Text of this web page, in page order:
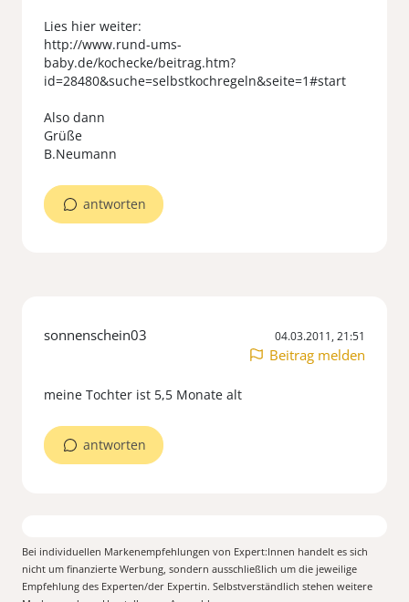
Lies hier weiter:
http://www.rund-ums-
baby.de/kochecke/beitrag.htm?
id=28480&suche=selbstkochregeln&seite=1#start
Also dann
Grüße
B.Neumann
antworten
sonnenschein03 04.03.2011, 21:51
Beitrag melden
meine Tochter ist 5,5 Monate alt
antworten
Bei individuellen Markenempfehlungen von Expert:Innen handelt es sich
nicht um finanzierte Werbung, sondern ausschließlich um die jeweilige
Empfehlung des Experten/der Expertin. Selbstverständlich stehen weitere